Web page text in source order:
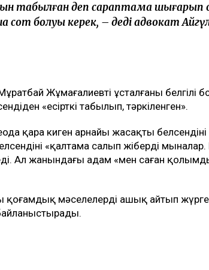
табылған деп сараптама шығарып
сот болуы керек, – деді адвокат
Жұмағалиевтің ұсталғаны белгілі
«есірткі табылып, тәркіленген».
қара киген арнайы жасақтың
«қалтама салып жіберді
Ал жанындағы адам «мен саған
қоғамдық мәселелерді ашық айтып
байланыстырады.